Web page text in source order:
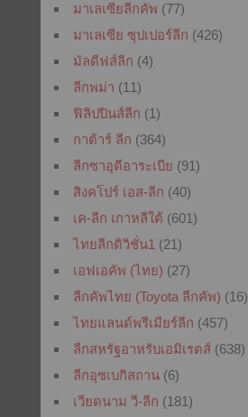
มาเลเซียลีกคัพ (77)
มาเลเซีย ซุปเปอร์ลีก (426)
มัลดีฟส์ลีก (4)
ลีกพม่า (11)
ฟิลิปปินส์ลีก (1)
กาต้าร์ ลีก (364)
ลีกซาอุดีอาระเบีย (91)
สิงคโปร์ เอส-ลีก (40)
เค-ลีก เกาหลีใต้ (601)
ไทยลีกดิวิชั่น1 (21)
เอฟเอคัพ (ไทย) (27)
ลีกคัพไทย (Toyota ลีกคัพ) (16)
ไทยแลนด์พรีเมียร์ลีก (457)
ลีกสหรัฐอาหรับเอมิเรตส์(638)
ลีกอุซเบกิสถาน(6)
เวียดนาม วี-ลีก (181)